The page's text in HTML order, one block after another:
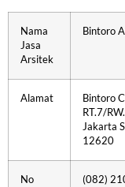
Nama
Jasa
Arsitek
Bintoro
Alamat
Bintoro
RT.7/
Jakarta
12620
No
(082)